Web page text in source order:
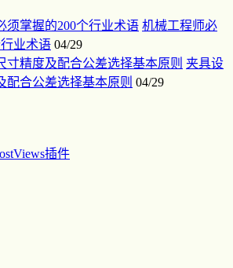
机械工程师必
业术语 04/29
夹具设
配合公差选择基本原则 04/29
插件